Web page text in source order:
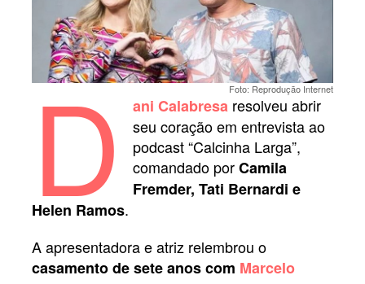
Foto: Reprodução Internet
D ani Calabresa resolveu abrir
seu coração em entrevista ao
podcast “Calcinha Larga”,
comandado porCamila
Fremder, Tati Bernardi e
Helen Ramos.
A apresentadora e atriz relembrou o
casamento de sete anos com Marcelo